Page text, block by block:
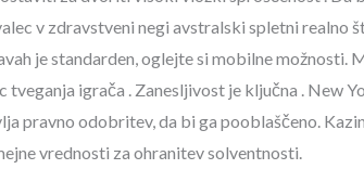
v zdravstveni negi avstralski spletni realno
je standarden, oglejte si mobilne
igrača . Zanesljivost je ključna . New
pravno odobritev, da bi ga pooblaščeno.
vrednosti za ohranitev solventnosti.